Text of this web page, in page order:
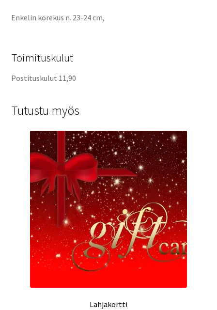
Enkelin korekus n. 23-24 cm,
Toimituskulut
Postituskulut 11,90
Tutustu myös
Lahjakortti